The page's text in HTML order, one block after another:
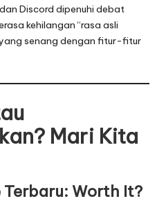
Discord dipenuhi debat
kehilangan “rasa asli
senang dengan fitur-fitur
Mari Kita
Worth It?